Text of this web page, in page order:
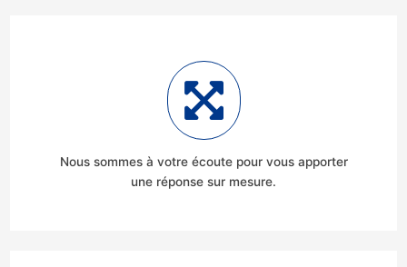
Nous sommes à votre écoute pour vous apporter
une réponse sur mesure.